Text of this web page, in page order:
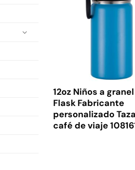
12oz Niños a
Flask Fabricante
personalizado
café de viaje